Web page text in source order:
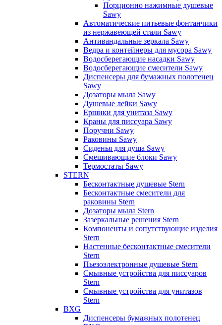
Порционно нажимные душевые
Sawy
Автоматические питьевые фонтанчики
из нержавеющей стали Sawy
Антивандальные зеркала Sawy
Ведра и контейнеры для мусора Sawy
Водосберегающие насадки Sawy
Водосберегающие смесители Sawy
Диспенсеры для бумажных полотенец
Sawy
Дозаторы мыла Sawy
Душевые лейки Sawy
Ершики для унитаза Sawy
Краны для писсуара Sawy
Поручни Sawy
Раковины Sawy
Сиденья для душа Sawy
Смешивающие блоки Sawy
Термостаты Sawy
STERN
Бесконтактные душевые Stern
Бесконтактные смесители для
раковины Stern
Дозаторы мыла Stern
Зазеркальные решения Stern
Компоненты и сопутствующие изделия
Stern
Настенные бесконтактные смесители
Stern
Пьезоэлектронные душевые Stern
Смывные устройства для писсуаров
Stern
Смывные устройства для унитазов
Stern
BXG
Диспенсеры бумажных полотенец